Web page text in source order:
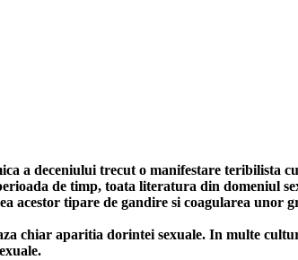
a deceniului trecut o manifestare teribilista
de timp, toata literatura din domeniul
acestor tipare de gandire si coagularea
chiar aparitia dorintei sexuale. In multe